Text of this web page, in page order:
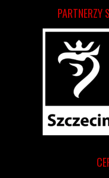
PARTNERZY